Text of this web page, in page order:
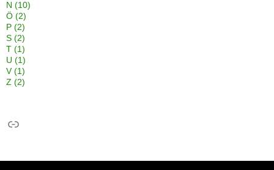
N (10)
Ö (2)
P (2)
S (2)
T (1)
U (1)
V(1)
Z (2)
Link